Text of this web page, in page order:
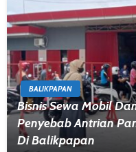
BALIKPAPAN
Bisnis Sewa Mobil
Penyebab Antrian
Di Balikpapan